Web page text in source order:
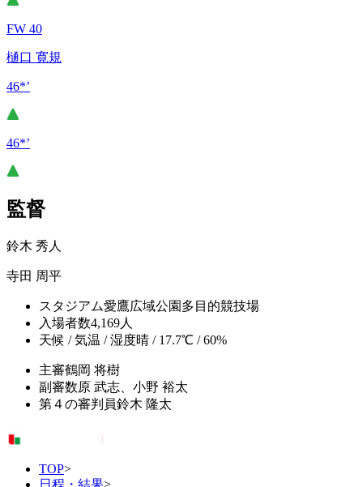
FW 40
樋口 寛規
46*’
46*’
監督
鈴木 秀人
寺田 周平
スタジアム愛鷹広域公園多目的競技場
入場者数4,169人
天候 / 気温 / 湿度晴 / 17.7℃ / 60%
主審鶴岡 将樹
副審数原 武志、小野 裕太
第４の審判員鈴木 隆太
TOP>
日程・結果>